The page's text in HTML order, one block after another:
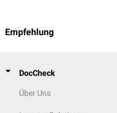
Empfehlung
DocCheck
Über Uns